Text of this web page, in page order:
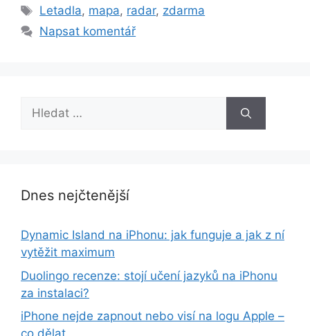
Štítky
Letadla, mapa, radar, zdarma
Napsat komentář
Hledat:
Dnes nejčtenější
Dynamic Island na iPhonu: jak funguje a jak z ní
vytěžit maximum
Duolingo recenze: stojí učení jazyků na iPhonu
za instalaci?
iPhone nejde zapnout nebo visí na logu Apple –